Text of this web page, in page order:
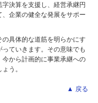
決算を支援し、経営承継円
企業の健全な発展をサポー
具体的な道筋を明らかにす
ていきます。その意味でも
から計画的に事業承継への
う。
▲ 戻る